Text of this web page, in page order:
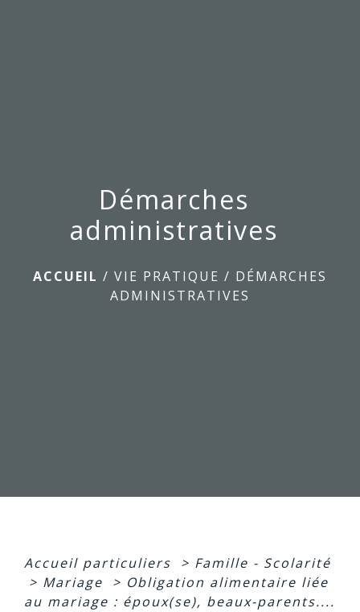
Démarches
administratives
ACCUEIL / VIE PRATIQUE / DÉMARCHES
ADMINISTRATIVES
Accueil particuliers > Famille - Scolarité
> Mariage > Obligation alimentaire liée
au mariage : époux(se), beaux-parents....